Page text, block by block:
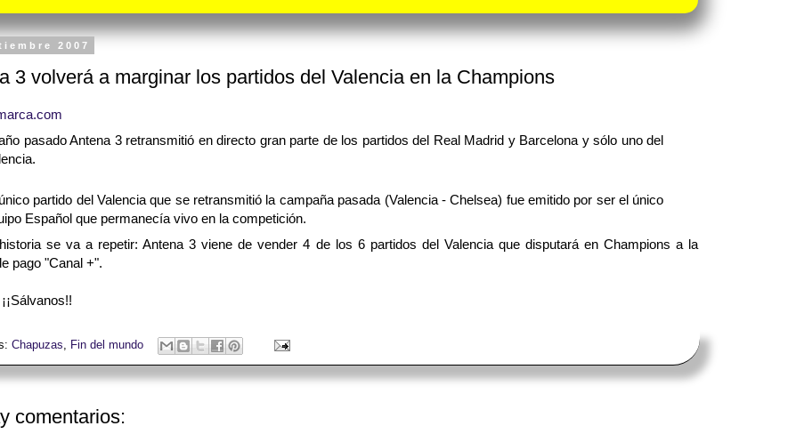
2007
3 volverá a marginar los partidos del Valencia en la Champions
pasado Antena 3 retransmitió en directo gran parte de los partidos del Real Madrid y Barcelona y sólo uno del
partido del Valencia que se retransmitió la campaña pasada (Valencia - Chelsea) fue emitido por ser el único
Español que permanecía vivo en la competición.
se va a repetir: Antena 3 viene de vender 4 de los 6 partidos del Valencia que disputará en Champions a la
pago "Canal +".
Chapuzas, Fin del mundo
comentarios: